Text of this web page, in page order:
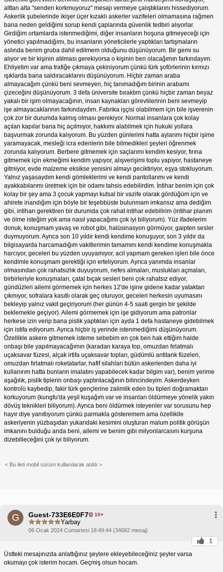
alttan alta "senden korkmuyoruz" mesajı vermeye çalıştıklarını hissediyorum.
Askerlik şubelerinde ikişer üçer kızaklı askerler vazifeleri olmamasına rağmen
bana neden geldiğimi sorup kendi çaplarında güvenlik tedbiri alıyorlar.
Girdiğim ortamlarda istenmediğimi, diğer insanların hoşuna gitmeyeceği için
yönetici yapılmadığımı, bu insanların yöneticilerle yaptıkları tartışmaların
aslında benim gruba dahil edilmem olduğunu düşünüyorum. Bir gemi su
alıyor ve bir kişinin atılması gerekiyorsa o kişinin ben olacağımın farkındayım.
Ehliyetim var ama trafiğe çıkmaya çekiniyorum çünkü türk şoförlerinin kırmızı
ışıklarda bana saldıracaklarını düşünüyorum. Hiçbir zaman araba
almayacağım çünkü beni sevmeyen, hiç tanımadığım birinin arabamı
çizeceğini düşünüyorum. 3 defa üniversite bıraktım çünkü hiçbir zaman beyaz
yakalı bir işim olmayacağının, insan kaynakları görevlilerinin beni sevmeyip
işe almayacaklarının farkındaydım. Fabrika işçisi olabilmem için bile işverenin
çok zor bir durumda kalmış olması gerekiyor. Normal insanlara çok kolay
açılan kapılar bana hiç açılmıyor, hakkımı alabilmek için hukuki yollara
başvurmak zorunda kalıyorum. Bu yüzden günlerimi hatta aylarımı hiçbir işime
yaramayacak, mesleği icra edenlerin bile bilmedikleri şeyleri öğrenmek
zorunda kalıyorum. Berbere gitmemek için saçlarımı kendim kesiyor, fırına
gitmemek için ekmeğimi kendim yapıyor, alışverişimi toplu yapıyor, hastaneye
gitmiyor, evde malzeme eksikse yenisini almayı geciktiriyor, eşya stokluyorum.
Yalnız yaşasaydım kendi gömleklerimi ve kendi pantollarımı ve kendi
ayakkabılarımı üretmek için bir odamı tahsis edebilirdim. İntihar benim için çok
kolay bir şey ama 3 çocuk yapmayı kutsal bir vazife olarak gördüğüm için ve
ahirete inandığım için böyle bir teşebbüste bulunmam imkansız ama dediğim
gibi, intiharı gerektiren bir durumda çok rahat intihar edebilirim (intihar planım
ve ölme isteğim yok ama nasıl yapacağımı çok iyi biliyorum). Yüz ifadelerim
donuk, konuşmam yavaş ve robot gibi, halüsinasyon görmüyor, gaipten sesler
duymuyorum. Ayrıca son 10 yıldır kendi kendime konuşuyor, son 3 yıldır da
bilgisayarda harcamadığım vakitlerimin tamamını kendi kendime konuşmakla
harcıyor, geceleri bu yüzden uyuyamıyor, acil yapmam gereken işleri bile önce
kendimle konuşmam gerektiği için erteliyorum. Ayrıca yanımda insanlar
olmasından çok rahatsızlık duyuyorum, nefes almaları, muslukları açmaları,
birbirleriyle konuşmaları, çatal bıçak sesleri beni çok rahatsız ediyor,
gündüzleri ailemi görmemek için herkes 12'de işine gidene kadar yataktan
çıkmıyor, sofralara kasıtlı olarak geç oturuyor, geceleri herkesin uyumasını
bekleyip yalnız vakit geçiriyorum (her günün 4-5 saati gergin bir şekilde
beklemekle geçiyor). Ailemi görmemek için işe gidiyorum ama patronlar
herkese izin verip bana pislik yaptıkları için ayda 1 defa hastaneye gidebilmek
için istifa ediyorum. Ayrıca hiçbir iş yerinde istenmediğimi düşünüyorum.
Özellikle askere gitmemek isteme sebebim en çok ben hak ettiğim halde
onbaşı bile yapılmayacağımın (karadan karaya top, omuzdan fırlatmalı
uçaksavar füzesi, alçak irtifa uçaksavar topları, güdümlü antitank füzeleri,
omuzdan fırlatmalı roketatarlar, hafif silahları bütün askerlerden daha iyi
kullanırım hatta bunların imalatını yapabilecek kadar bilgim var), benim yerime
aşağılık, pislik tiplerin onbaşı yaptırılacağının bilincindeyim. Askerdeyken
kontrolü kaybedip, fakir türk gençlerine zalimlik eden bu tipleri doğramaktan
korkuyorum (kungfu'da yeşil kuşağım var ve insanları öldürmeye yönelik yakın
dövüş teknikleri biliyorum). Ayrıca beni öldürmek isteyenler var sorusunu hep
hayır diye yanıtlıyorum çünkü parmakla gösteremem ama özelliklle
askeriyenin yüzbaşıdan yukarıdaki kesimini oluşturan malum politik görüşün
imkanını bulduğu anda beni, ailemi ve benim gibi milyonlarcasını kurşuna
dizebilleceğini çok iyi biliyorum.
< Bu ileti mobil sürüm kullanılarak atıldı >
G Guest-733E6E0F7 10+
Yarbay
06 Ocak 2024 Cumartesi 18:49:44 (34682 mesaj)
1
Üstteki mesajınızda anlattığınız şeylere ekleyebileceğiniz şeyler varsa
okumayı çok isterim hocam. Geçmiş olsun hocam.